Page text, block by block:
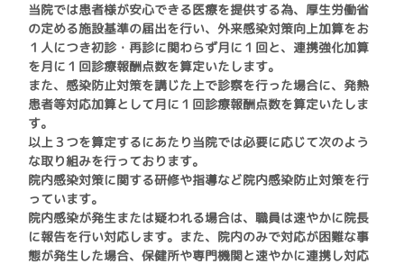
当院では患者様が安心できる医療を提供する為、厚生労働省
の定める施設基準の届出を行い、外来感染対策向上加算をお
１人につき初診・再診に関わらず月に１回と、連携強化加算
を月に１回診療報酬点数を算定いたします。
また、感染防止対策を講じた上で診察を行った場合に、発熱
患者等対応加算として月に１回診療報酬点数を算定いたしま
す。
以上３つを算定するにあたり当院では必要に応じて次のよう
な取り組みを行っております。
院内感染対策に関する研修や指導など院内感染防止対策を行
っています。
院内感染が発生または疑われる場合は、職員は速やかに院長
に報告を行い対応します。また、院内のみで対応が困難な事
態が発生した場合、保健所や専門機関と速やかに連携し対応